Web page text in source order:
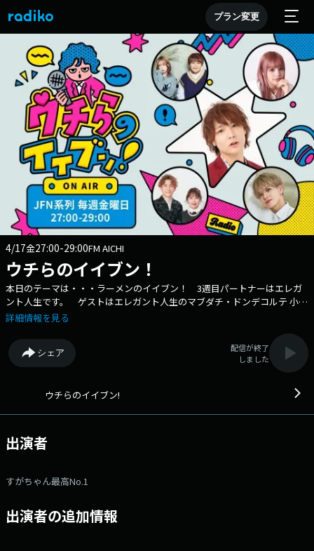
プラン変更
4/17金27:00-29:00FM AICHI
ウチらのイイブン！
本日のテーマは・・・ラーメンのイイブン！ 3週目パートナーはエレガ
ント人生です。 ゲストはエレガント人生のマブダチ・ドンデコルテ 小橋
共作さんが登場！ 本日もお楽しみに！ ◆好き勝手言いたいことが言
きづらくないですか？自分のイイブンをぶつけたい！もっとイーブンに話
したい！そんな若者が集まり自由に本音、不満、主張、情熱を発信する番
組です！◆ Xハッシュタグは「#FMAICHI」 Xアカウントは
詳細情報を見る
シェア
配信が終了
しました
ウチらのイイブン!
出演者
すがちゃん最高No.1
出演者の追加情報